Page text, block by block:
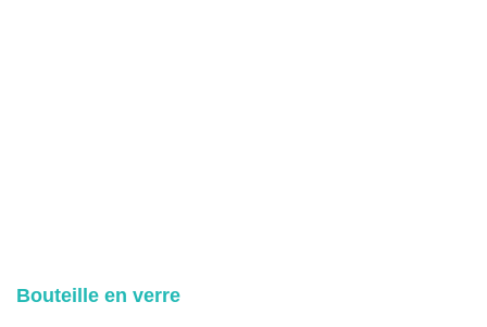
Bouteille en verre